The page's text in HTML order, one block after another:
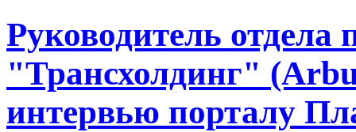
Руководитель
"Трансхолдинг"
интервью порталу